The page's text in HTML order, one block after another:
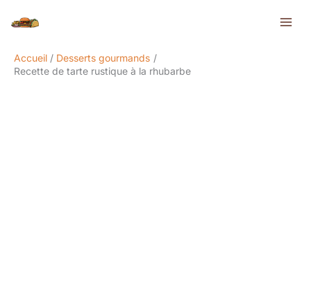
Accueil
Desserts gourmands
Recette de tarte rustique à la rhubarbe